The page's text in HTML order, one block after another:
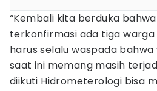
“Kembali kita berduka
terkonfirmasi ada tiga
harus selalu waspada bahwa
saat ini memang masih
diikuti Hidrometerologi bisa